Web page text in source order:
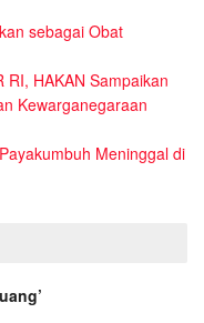
sebagai Obat
RI, HAKAN Sampaikan
Kewarganegaraan
Meninggal di